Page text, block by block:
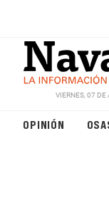
VIERNES, 07 DE
OPINIÓN